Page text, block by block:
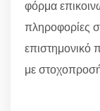
φόρμα
πληροφορίες
επιστημονικό
με